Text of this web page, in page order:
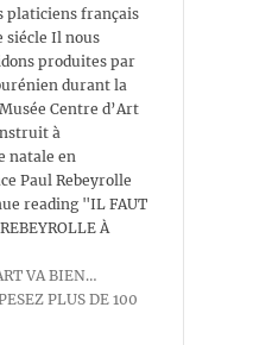
platiciens français
siécle Il nous
produites par
durant la
Centre d’Art
à
natale en
Paul Rebeyrolle
reading "IL FAUT
À
VA BIEN…
PLUS DE 100